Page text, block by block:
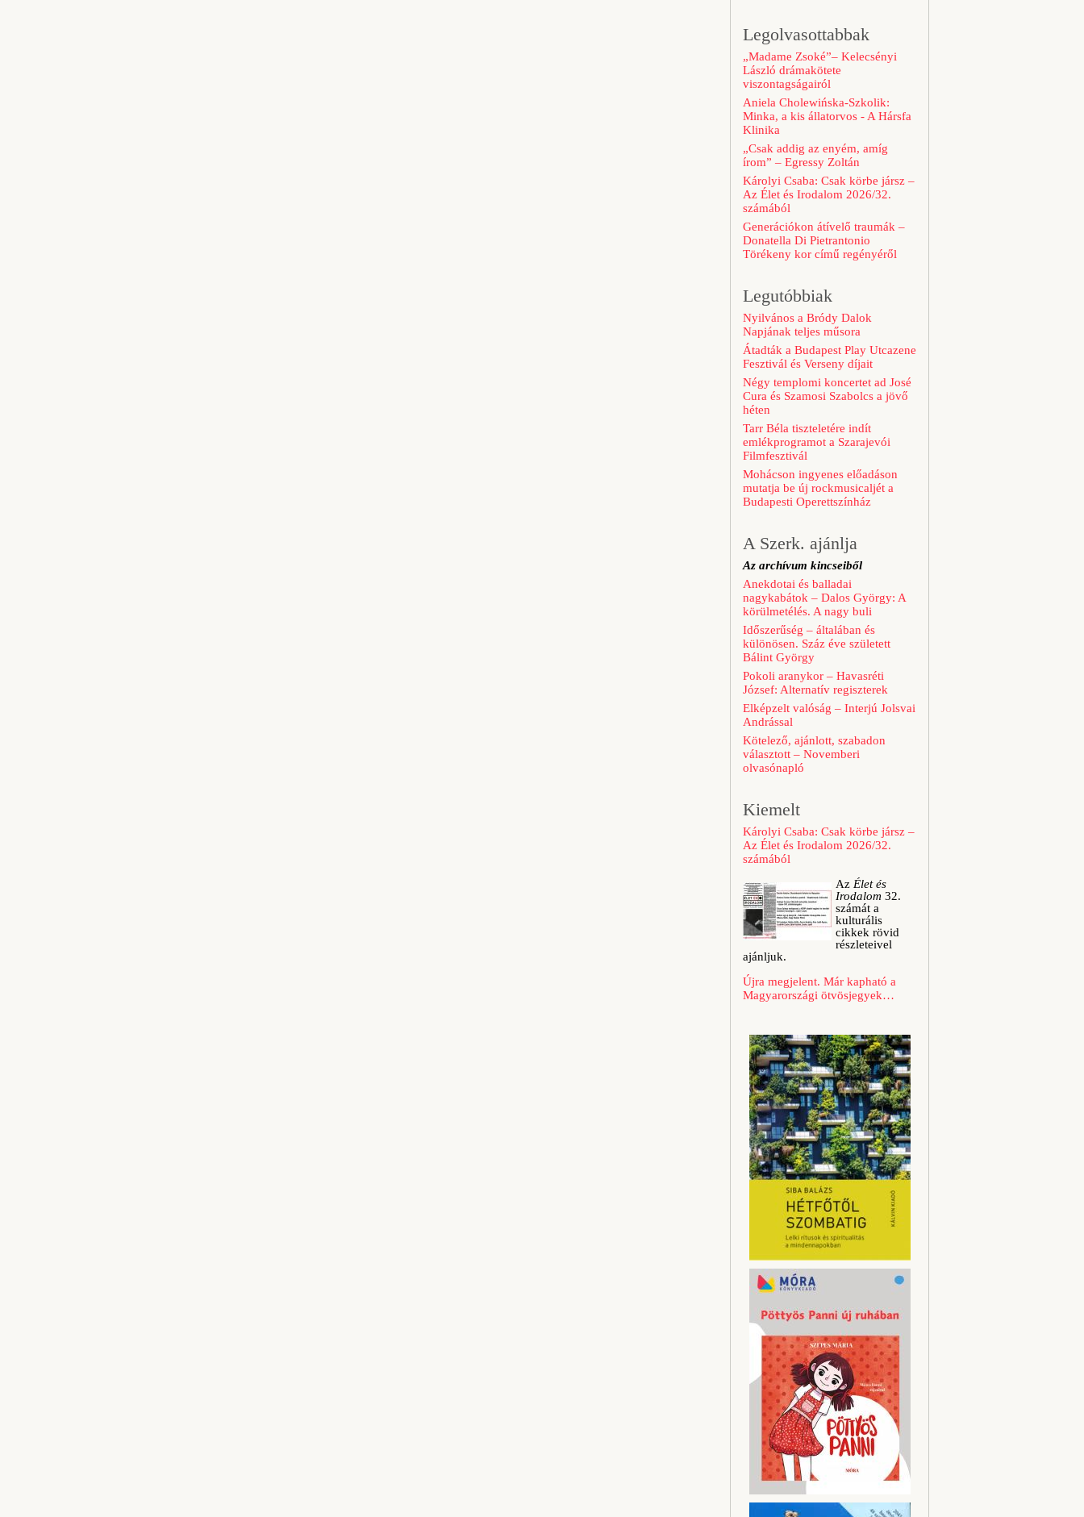
Legolvasottabbak
„Madame Zsoké”– Kelecsényi
László drámakötete
viszontagságairól
Aniela Cholewińska-Szkolik:
Minka, a kis állatorvos - A Hársfa
Klinika
„Csak addig az enyém, amíg
írom” – Egressy Zoltán
Károlyi Csaba: Csak körbe jársz –
Az Élet és Irodalom 2026/32.
számából
Generációkon átívelő traumák –
Donatella Di Pietrantonio
Törékeny kor című regényéről
Legutóbbiak
Nyilvános a Bródy Dalok
Napjának teljes műsora
Átadták a Budapest Play Utcazene
Fesztivál és Verseny díjait
Négy templomi koncertet ad José
Cura és Szamosi Szabolcs a jövő
héten
Tarr Béla tiszteletére indít
emlékprogramot a Szarajevói
Filmfesztivál
Mohácson ingyenes előadáson
mutatja be új rockmusicaljét a
Budapesti Operettszínház
A Szerk. ajánlja
Az archívum kincseiből
Anekdotai és balladai
nagykabátok – Dalos György: A
körülmetélés. A nagy buli
Időszerűség – általában és
különösen. Száz éve született
Bálint György
Pokoli aranykor – Havasréti
József: Alternatív regiszterek
Elképzelt valóság – Interjú Jolsvai
Andrással
Kötelező, ajánlott, szabadon
választott – Novemberi
olvasónapló
Kiemelt
Károlyi Csaba: Csak körbe jársz –
Az Élet és Irodalom 2026/32.
számából
Az Élet és
Irodalom 32.
számát a
kulturális
cikkek rövid
részleteivel
ajánljuk.
Újra megjelent. Már kapható a
Magyarországi ötvösjegyek…